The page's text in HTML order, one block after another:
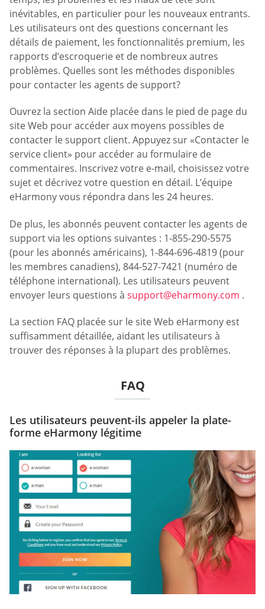
inévitables, en particulier pour les nouveaux entrants.
Les utilisateurs ont des questions concernant les
détails de paiement, les fonctionnalités premium, les
rapports d’escroquerie et de nombreux autres
problèmes. Quelles sont les méthodes disponibles
pour contacter les agents de support?
Ouvrez la section Aide placée dans le pied de page du
site Web pour accéder aux moyens possibles de
contacter le support client. Appuyez sur «Contacter le
service client» pour accéder au formulaire de
commentaires. Inscrivez votre e-mail, choisissez votre
sujet et décrivez votre question en détail. L’équipe
eHarmony vous répondra dans les 24 heures.
De plus, les abonnés peuvent contacter les agents de
support via les options suivantes : 1-855-290-5575
(pour les abonnés américains), 1-844-696-4819 (pour
les membres canadiens), 844-527-7421 (numéro de
téléphone international). Les utilisateurs peuvent
envoyer leurs questions à support@eharmony.com .
La section FAQ placée sur le site Web eHarmony est
suffisamment détaillée, aidant les utilisateurs à
trouver des réponses à la plupart des problèmes.
FAQ
Les utilisateurs peuvent-ils appeler la plate-
forme eHarmony légitime